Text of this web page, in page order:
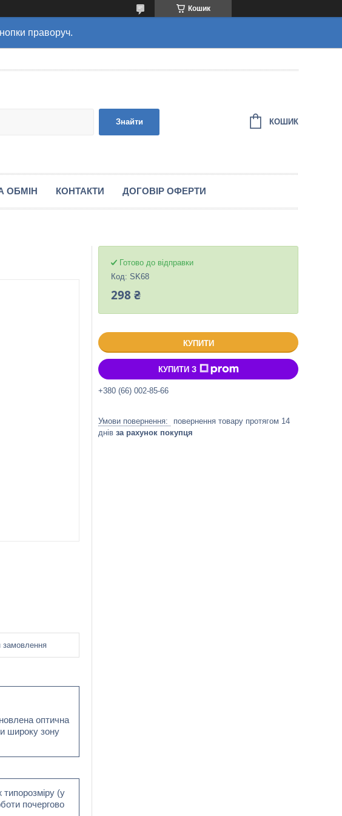
Кошик
праворуч.
Знайти КОШИК
ОБМІН КОНТАКТИ ДОГОВІР ОФЕРТИ
замовлення
оптична
широку зону
типорозміру (у
почергово
Готово до відправки
Код: SK68
298 ₴
КУПИТИ
КУПИТИ З
+380 (66) 002-85-66
повернення товару протягом 14
днів за рахунок покупця